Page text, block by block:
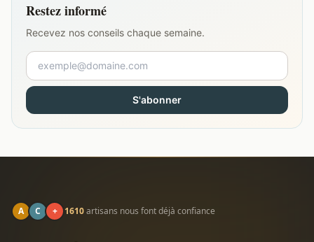
Restez informé
Recevez nos conseils chaque semaine.
S'abonner
A C + 1610artisans nous font déjà confiance